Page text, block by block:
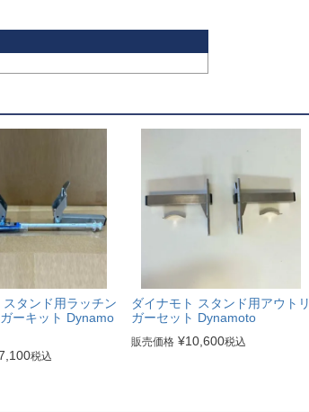
スタンド用ラッチン
ーキット Dynamo
税込
ダイナモト スタンド用アウトリ
ガーセット Dynamoto
販売価格 ¥10,600税込